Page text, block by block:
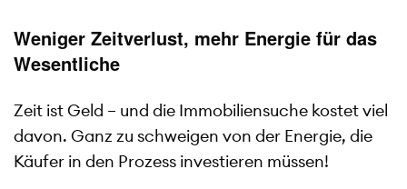
Weniger Zeitverlust, mehr Energie für das
Wesentliche
Zeit ist Geld – und die Immobiliensuche kostet viel
davon. Ganz zu schweigen von der Energie, die
Käufer in den Prozess investieren müssen!